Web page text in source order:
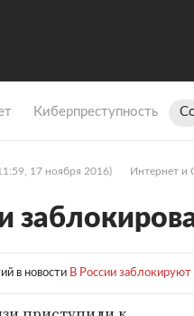
Киберпреступность
17 ноября 2016) Интернет и
в новости В России